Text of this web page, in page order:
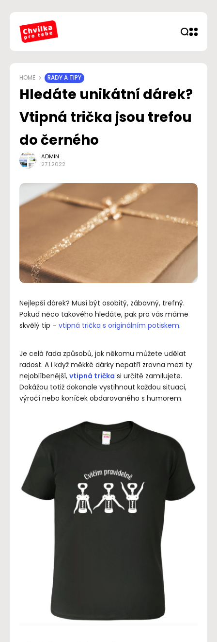
HOME RADY A TIPY
Hledáte unikátní dárek?
Vtipná trička jsou trefou
do černého
ADMIN
27.1.2022
Nejlepší dárek? Musí být osobitý, zábavný, trefný.
Pokud něco takového hledáte, pak pro vás máme
skvělý tip – vtipná trička s originálním potiskem.
Je celá řada způsobů, jak někomu můžete udělat
radost. A i když měkké dárky nepatří zrovna mezi ty
nejoblíbenější, vtipná trička si určitě zamilujete.
Dokážou totiž dokonale vystihnout každou situaci,
výročí nebo koníček obdarovaného s humorem.